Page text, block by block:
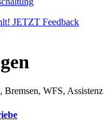
JETZT Feedback
WFS, Assistenz